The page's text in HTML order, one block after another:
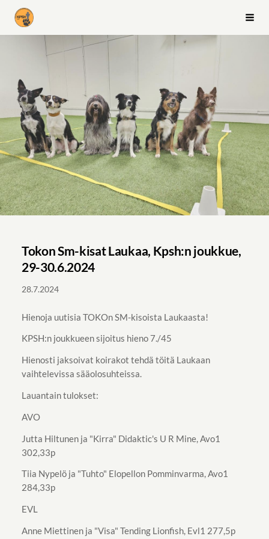
Siirry
sivun
Kuopion palvelus- ja seurakoiraharrastajat ry
Tokon Sm-kisat Laukaa, Kpsh:n joukkue,
29-30.6.2024
28.7.2024
Hienoja uutisia TOKOn SM-kisoista Laukaasta!
KPSH:n joukkueen sijoitus hieno 7./45
Hienosti jaksoivat koirakot tehdä töitä Laukaan
vaihtelevissa sääolosuhteissa.
Lauantain tulokset:
AVO
Jutta Hiltunen ja "Kirra" Didaktic's U R Mine, Avo1
302,33p
Tiia Nypelö ja "Tuhto" Elopellon Pomminvarma, Avo1
284,33p
EVL
Anne Miettinen ja "Visa" Tending Lionfish, Evl1 277,5p